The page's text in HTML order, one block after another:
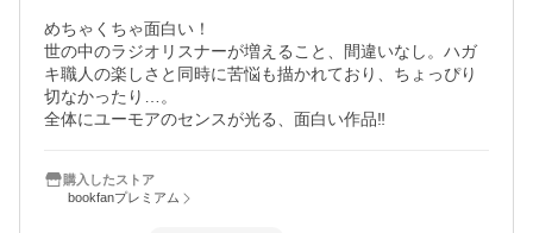
めちゃくちゃ面白い！
世の中のラジオリスナーが増えること、間違いなし。ハガ
キ職人の楽しさと同時に苦悩も描かれており、ちょっぴり
切なかったり…。
全体にユーモアのセンスが光る、面白い作品‼️
購入したストア
bookfanプレミアム